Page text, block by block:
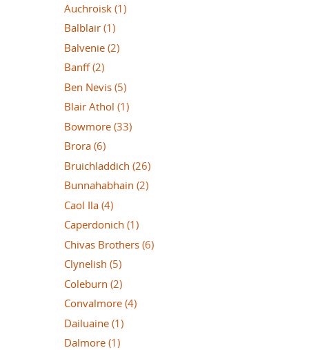
Auchroisk (1)
Balblair (1)
Balvenie (2)
Banff (2)
Ben Nevis (5)
Blair Athol (1)
Bowmore (33)
Brora (6)
Bruichladdich (26)
Bunnahabhain (2)
Caol Ila (4)
Caperdonich (1)
Chivas Brothers (6)
Clynelish (5)
Coleburn (2)
Convalmore (4)
Dailuaine (1)
Dalmore (1)